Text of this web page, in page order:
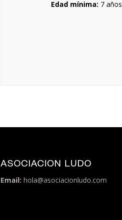
Edad mínima: 7 años
ASOCIACION LUDO
Email: hola@asociacionludo.com